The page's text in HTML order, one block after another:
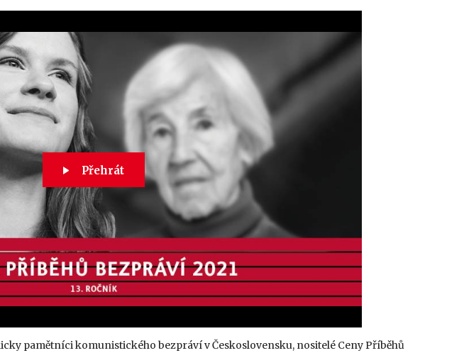
Přehrát
pamětníci komunistického bezpráví v Československu, nositelé Ceny Příběhů